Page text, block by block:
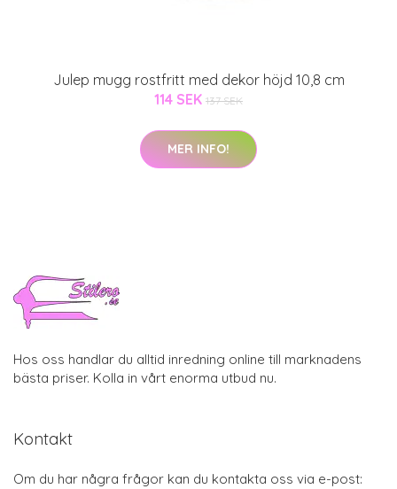
Julep mugg rostfritt med dekor höjd 10,8 cm
114 SEK 137 SEK
MER INFO!
Hos oss handlar du alltid inredning online till marknadens
bästa priser. Kolla in vårt enorma utbud nu.
Kontakt
Om du har några frågor kan du kontakta oss via e-post: